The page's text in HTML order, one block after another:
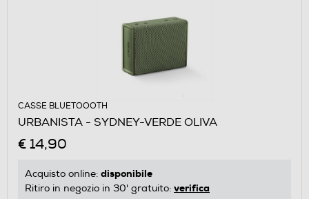
CASSE BLUETOOOTH
URBANISTA - SYDNEY-VERDE OLIVA
€ 14,90
Acquisto online: disponibile
Ritiro in negozio in 30' gratuito: verifica